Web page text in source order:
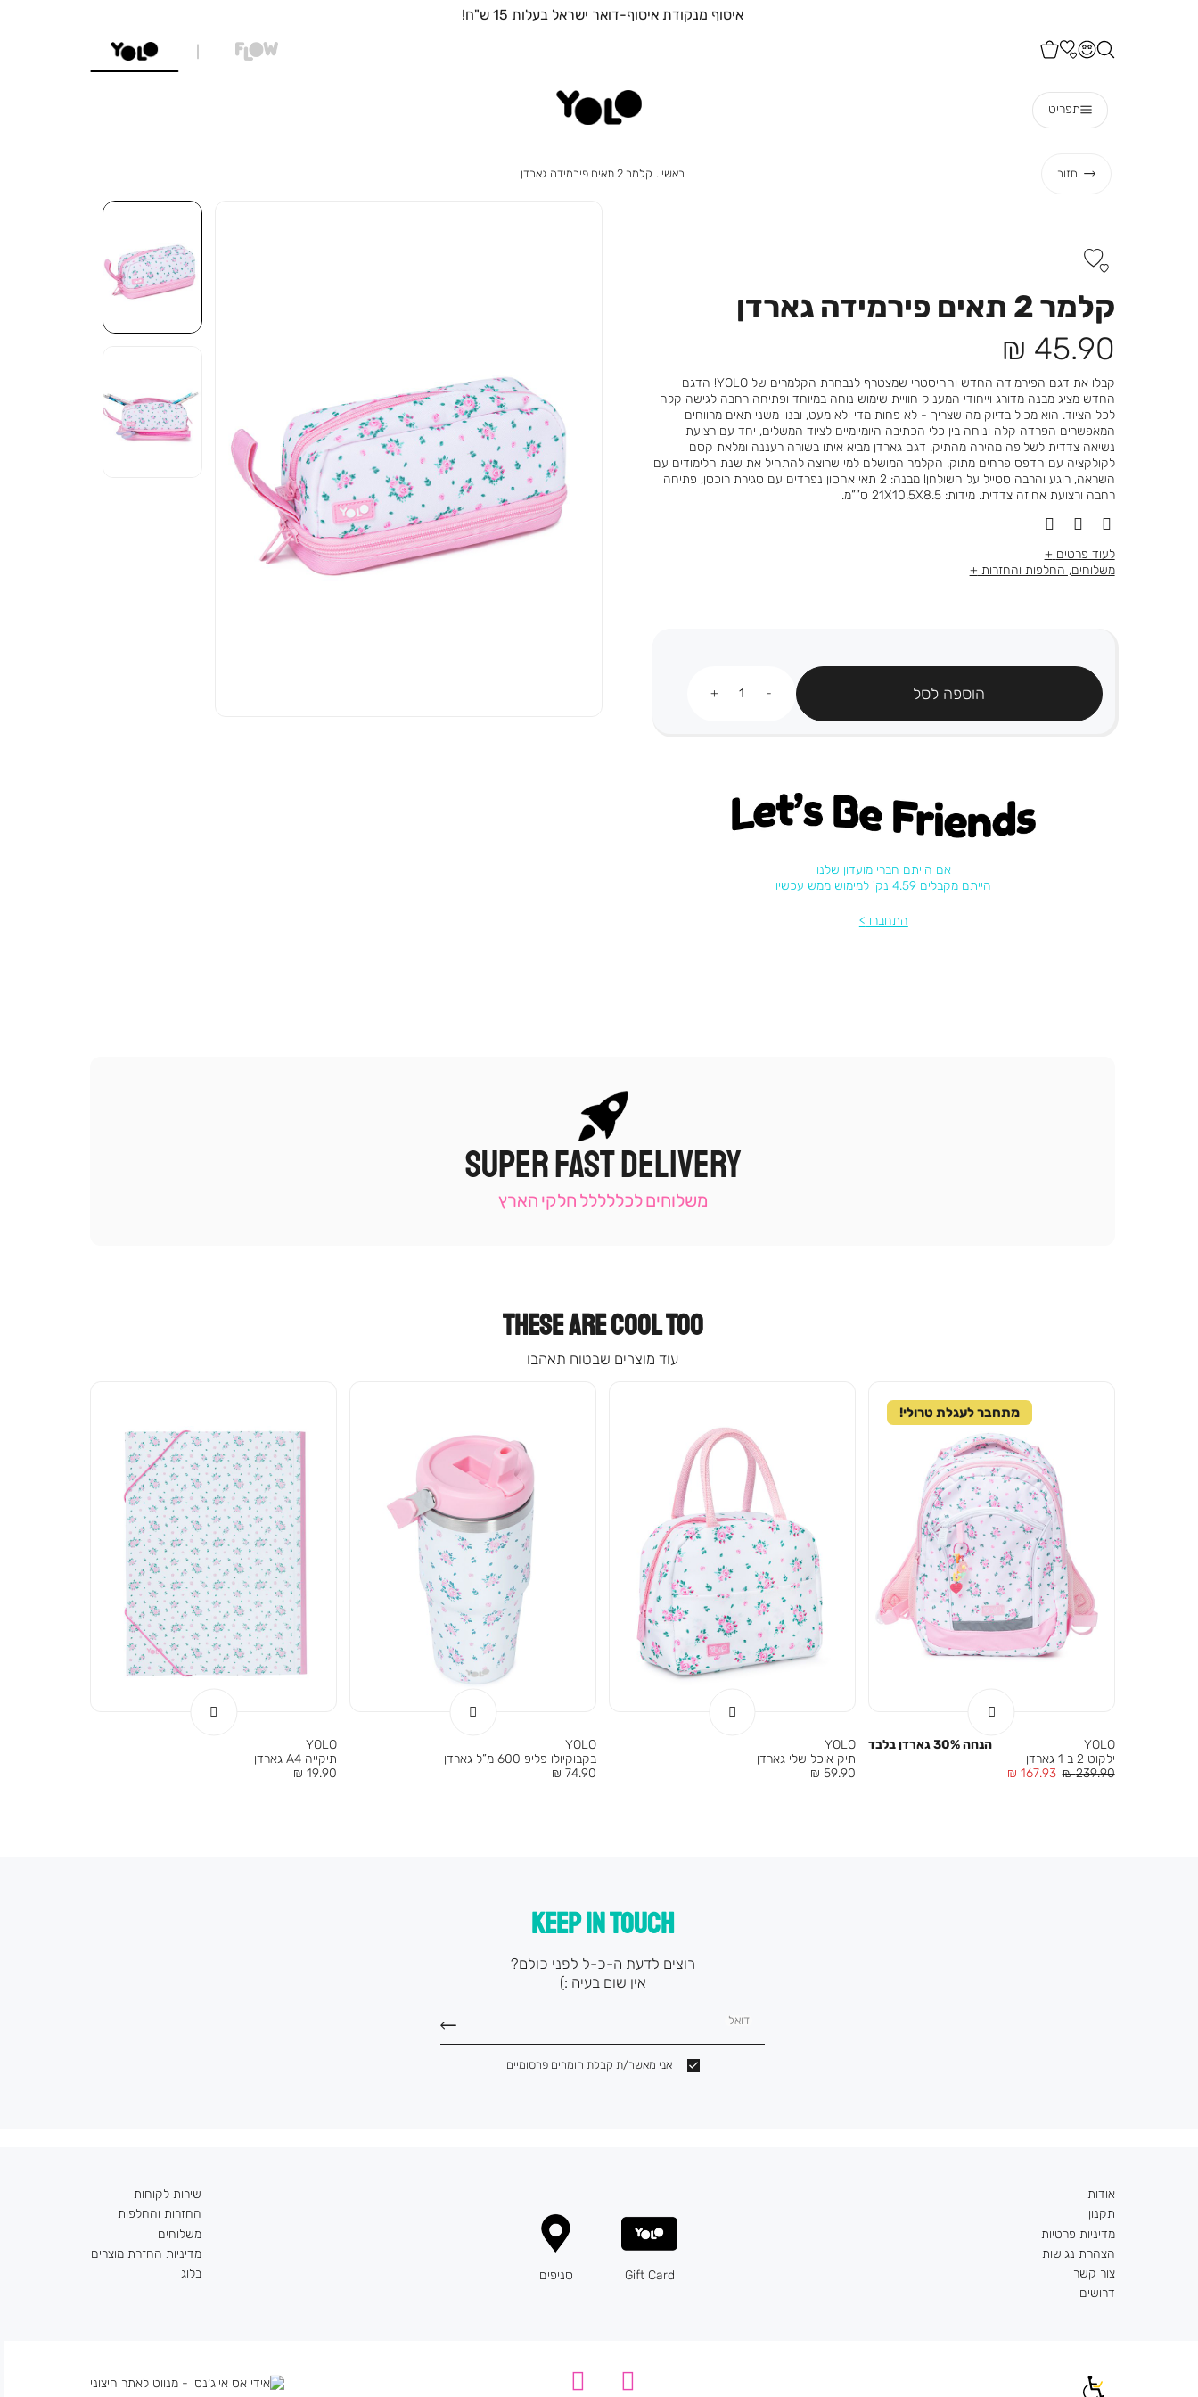
איסוף מנקודת איסוף-דואר ישראל בעלות 15 ש"ח!
תפריט
חזור ראשי ראשי
קלמר 2 תאים פירמידה גארדן
קלמר
קלמר 2 תאים פירמידה גארדן
מחיר
מוצר
45.90 ₪
קבלו את דגם הפירמידה החדש וההיסטרי שמצטרף לנבחרת הקלמרים של YOLO! הדגם
החדש מציג מבנה מדורג וייחודי המעניק חוויית שימוש נוחה במיוחד ופתיחה רחבה לגישה קלה
לכל הציוד. הוא מכיל בדיוק מה שצריך - לא פחות מדי ולא מעט, ובנוי משני תאים מרווחים
המאפשרים הפרדה קלה ונוחה בין כלי הכתיבה היומיומיים לציוד המשלים, יחד עם רצועת
נשיאה צדדית לשליפה מהירה מהתיק. דגם גארדן מביא איתו בשורה רעננה ומלאת קסם
לקולקציה עם הדפס פרחים מתוק. הקלמר המושלם למי שרוצה להתחיל את שנת הלימודים עם
השראה, רוגע והרבה סטייל על השולחן! מבנה: 2 תאי אחסון נפרדים עם סגירת רוכסן, פתיחה
רחבה ורצועת אחיזה צדדית. מידות: 21X10.5X8.5 ס””מ.
לעוד פרטים
משלוחים, החלפות והחזרות
הוספה לסל
Let's be friends
אם הייתם חברי מועדון שלנו
הייתם מקבלים 4.59 נק' למימוש ממש עכשיו
התחברו
|
תומכי
-
SUPER FAST DELIVERY
משלוחים לכללללל חלקי הארץ
THESE ARE COOL TOO
עוד מוצרים שבטוח תאהבו
מתחבר לעגלת טרולי!
YOLO
הנחה 30% גארדן בלבד
ילקוט 2 ב 1 גארדן
מחיר
167.93 ₪
מחיר
239.90 ₪
YOLO
תיק אוכל שלי גארדן
מחיר
59.90 ₪
YOLO
בקבוקיולו פליפ 600 מ”ל גארדן
מחיר
74.90 ₪
YOLO
תיקייה A4 גארדן
מחיר
19.90 ₪
KEEP IN TOUCH
רוצים לדעת ה-כ-ל לפני כולם?
אין שום בעיה :)
דואל
אני מאשר/ת קבלת חומרים פרסומיים
אודות
תקנון
מדיניות פרטיות
הצהרת נגישות
צור קשר
דרושים
Gift Card סניפים
שירות לקוחות
החזרות והחלפות
משלוחים
מדיניות החזרת מוצרים
בלוג